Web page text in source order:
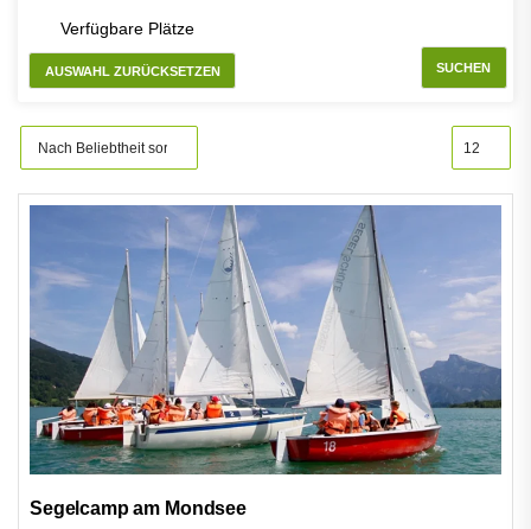
Verfügbare Plätze
AUSWAHL ZURÜCKSETZEN SUCHEN
Segelcamp am Mondsee